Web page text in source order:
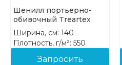
Шенилл портьерно-
обивочный Treartex
8212-34
Ширина, см: 140
Плотность, г/м²: 550
Запросить